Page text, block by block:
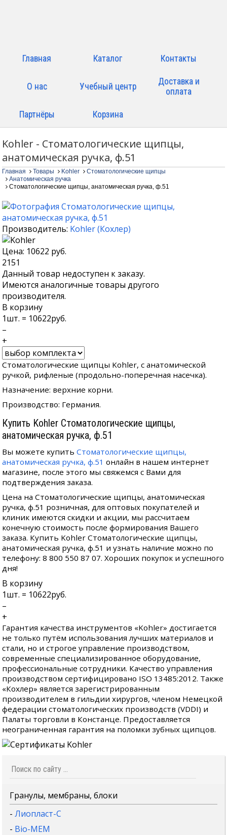
Главная Каталог Контакты
О нас Учебный центр
Доставка и
оплата
Партнёры Корзина
Kohler - Стоматологические щипцы,
анатомическая ручка, ф.51
Главная Товары Kohler
Стоматологические щипцы
Анатомическая ручка
Стоматологические щипцы, анатомическая ручка, ф.51
Производитель: Kohler(Кохлер)
Цена: 10622 руб.
2151
Данный товар недоступен к заказу.
Имеются аналогичные товары другого
производителя.
В корзину
1шт. = 10622руб.
–
+
Стоматологические щипцы Kohler, с анатомической
ручкой, рифленые (продольно-поперечная насечка).
Назначение: верхние корни.
Производство: Германия.
Купить Kohler Стоматологические щипцы,
анатомическая ручка, ф.51
Вы можете купитьСтоматологические щипцы,
анатомическая ручка, ф.51 онлайн в нашем интернет
магазине, после этого мы свяжемся с Вами для
подтверждения заказа.
Цена на Стоматологические щипцы, анатомическая
ручка, ф.51 розничная, для оптовых покупателей и
клиник имеются скидки и акции, мы рассчитаем
конечную стоимость после формирования Вашего
заказа. Купить Kohler Стоматологические щипцы,
анатомическая ручка, ф.51 и узнать наличие можно по
телефону: 8 800 550 87 07. Хороших покупок и успешного
дня!
В корзину
1шт. = 10622руб.
–
+
Гарантия качества инструментов «Kohler» достигается
не только путём использования лучших материалов и
стали, но и строгое управление производством,
современные специализированное оборудование,
профессиональные сотрудники. Качество управления
производством сертифицировано ISO 13485:2012. Также
«Кохлер» является зарегистрированным
производителем в гильдии хирургов, членом Немецкой
федерации стоматологических производств (VDDI) и
Палаты торговли в Констанце. Предоставляется
неограниченная гарантия на поломки зубных щипцов.
Гранулы, мембраны, блоки
-Лиопласт-С
- Bio-MEM